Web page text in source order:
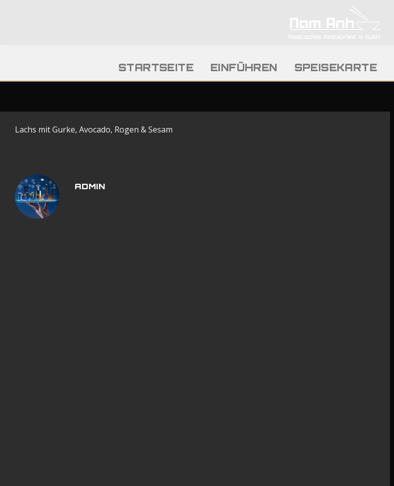
STARTSEITE EINFÜHREN SPEISEKARTE
Lachs mit Gurke, Avocado, Rogen & Sesam
ADMIN